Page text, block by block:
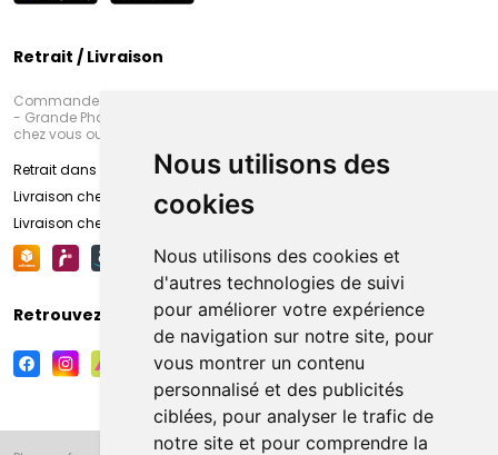
Nous utilisons des
cookies
Nous utilisons des cookies et
d'autres technologies de suivi
pour améliorer votre expérience
de navigation sur notre site, pour
vous montrer un contenu
personnalisé et des publicités
ciblées, pour analyser le trafic de
notre site et pour comprendre la
Retrait / Livraison
Commandez en ligne et venez chercher votre commande à Amiens
- Grande Pharmacie d’Amiens (Fachon) ou recevez-là rapidement
chez vous ou en point retrait
Retrait dans la pharmacie d’Amiens
Livraison chez vous
Livraison chez votre commerçant
Retrouvez-nous sur vos réseaux sociaux